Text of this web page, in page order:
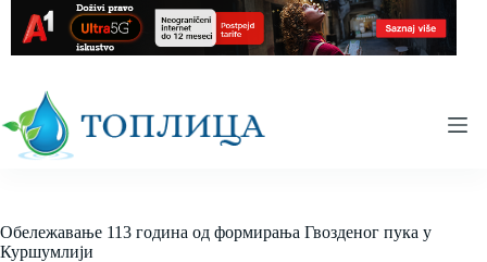
content
Обележавање 113 година од формирања Гвозденог пука у
Куршумлији